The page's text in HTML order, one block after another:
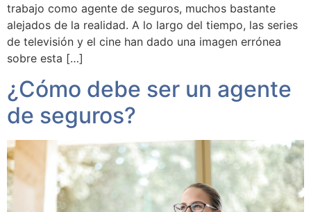
trabajo como agente de seguros, muchos bastante
alejados de la realidad. A lo largo del tiempo, las series
de televisión y el cine han dado una imagen errónea
sobre esta […]
¿Cómo debe ser un agente
de seguros?